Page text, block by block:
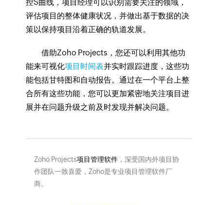
控S曲线，项目经理可以识别需要关注的领域，
评估项目的整体健康状况，并做出基于数据的决
策以保持项目沿着正确的轨道发展。
借助Zoho Projects，您还可以利用其他功
能来可视化项目时间表并实时跟踪进度，这些功
能包括甘特图和自动报告。通过在一个平台上整
合所有这些功能，您可以更加紧密地关注项目进
展并在问题升级之前及时发现并解决问题。
Zoho Projects项目管理软件，深受国内外项目协
作团队一致喜爱，Zoho是专业项目管理软件厂
商。